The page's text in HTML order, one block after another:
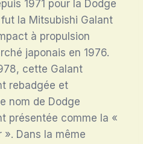
1971 pour la Dodge
la Mitsubishi Galant
à propulsion
japonais en 1976.
cette Galant
rebadgée et
nom de Dodge
présentée comme la «
». Dans la même